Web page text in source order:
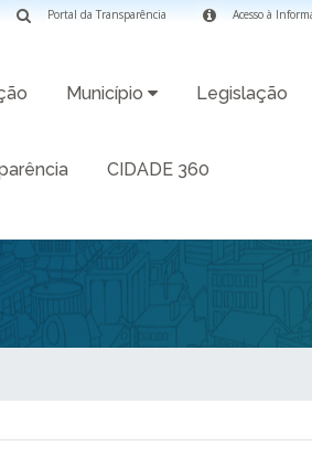
Acesso à
Portal da Transparência
Município Legislação
CIDADE 360